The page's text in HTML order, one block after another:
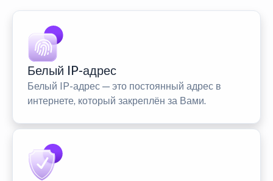
Белый IP-адрес
Белый IP-адрес — это постоянный адрес в
интернете, который закреплён за Вами.